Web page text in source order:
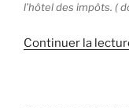
l’hôtel des impôts. (
Continuer la